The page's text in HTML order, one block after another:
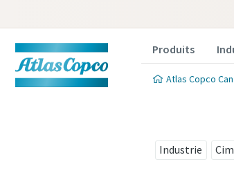
Produits
Atlas Copco
Industrie